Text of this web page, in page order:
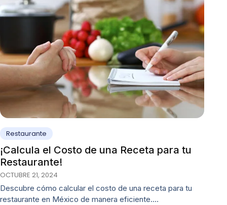
Restaurante
¡Calcula el Costo de una Receta para tu
Restaurante!
OCTUBRE 21, 2024
Descubre cómo calcular el costo de una receta para tu
restaurante en México de manera eficiente.…